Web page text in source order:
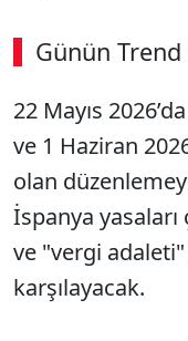
Günün
00:02 / 02:14
22 Mayıs
ve 1 Haziran
olan
İspanya
ve "vergi
karşılayacak.